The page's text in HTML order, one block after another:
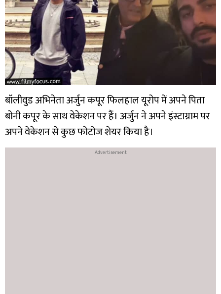
बॉलीवुड अभिनेता अर्जुन कपूर फिलहाल यूरोप में अपने पिता
बोनी कपूर के साथ वेकेशन पर हैं। अर्जुन ने अपने इंस्टाग्राम पर
अपने वेकेशन से कुछ फोटोज शेयर किया है।